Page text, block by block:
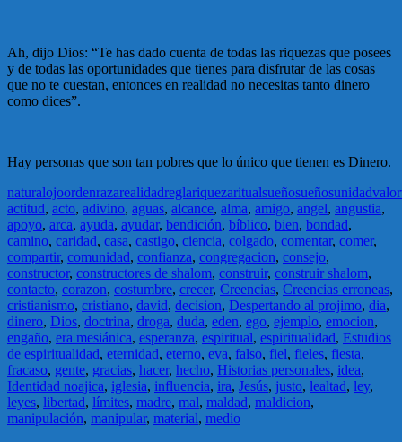
Ah, dijo Dios: “Te has dado cuenta de todas las riquezas que posees
y de todas las oportunidades que tienes para disfrutar de las cosas
que no te cuestan, entonces en realidad no necesitas tanto dinero
como dices”.
Hay personas que son tan pobres que lo único que tienen es Dinero.
naturalojoordenrazarealidadreglariquezaritualsueñosueñosunidadvalor
actitud, acto, adivino, aguas, alcance, alma, amigo, angel, angustia,
apoyo, arca, ayuda, ayudar, bendición, bíblico, bien, bondad,
camino, caridad, casa, castigo, ciencia, colgado, comentar, comer,
compartir, comunidad, confianza, congregacion, consejo,
constructor, constructores de shalom, construir, construir shalom,
contacto, corazon, costumbre, crecer, Creencias, Creencias erroneas,
cristianismo, cristiano, david, decision, Despertando al projimo, dia,
dinero, Dios, doctrina, droga, duda, eden, ego, ejemplo, emocion,
engaño, era mesiánica, esperanza, espiritual, espiritualidad, Estudios
de espiritualidad, eternidad, eterno, eva, falso, fiel, fieles, fiesta,
fracaso, gente, gracias, hacer, hecho, Historias personales, idea,
Identidad noajica, iglesia, influencia, ira, Jesús, justo, lealtad, ley,
leyes, libertad, límites, madre, mal, maldad, maldicion,
manipulación, manipular, material, medio